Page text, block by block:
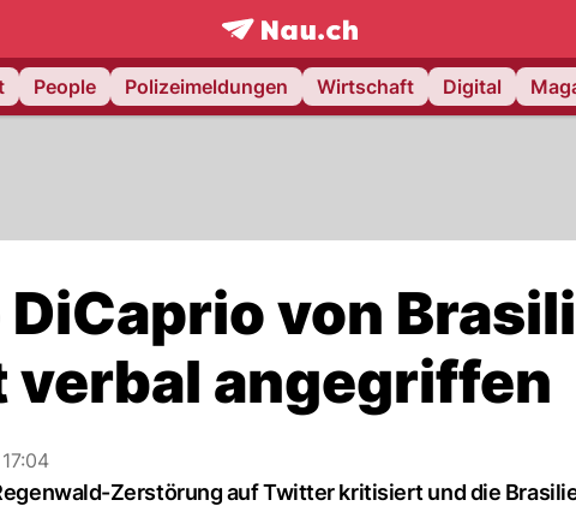
frontpage.NAU.ch
People Polizeimeldungen Wirtschaft Digital
von
verbal angegriffen
Zerstörung auf Twitter kritisiert und die